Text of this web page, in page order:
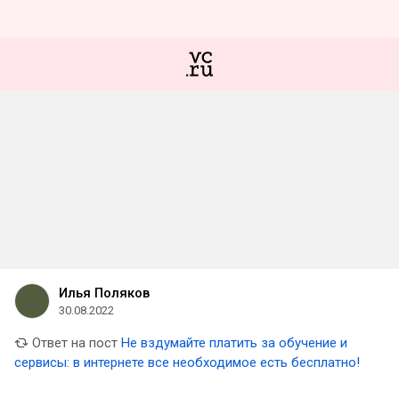
Илья Поляков
30.08.2022
Ответ на пост Не вздумайте платить за обучение и
сервисы: в интернете все необходимое есть бесплатно!